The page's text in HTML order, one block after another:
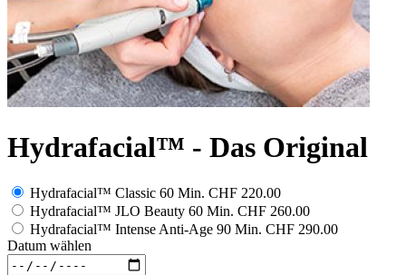
Hydrafacial™ - Das Original
Hydrafacial™ Classic 60 Min. CHF 220.00
Hydrafacial™ JLO Beauty 60 Min. CHF 260.00
Hydrafacial™ Intense Anti-Age 90 Min. CHF 290.00
Datum wählen